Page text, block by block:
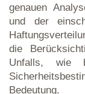
genauen
und der
die
Unfalls, wie
Bedeutung.